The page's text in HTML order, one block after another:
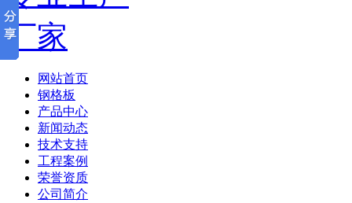
网站首页
钢格板
产品中心
新闻动态
技术支持
工程案例
荣誉资质
公司简介